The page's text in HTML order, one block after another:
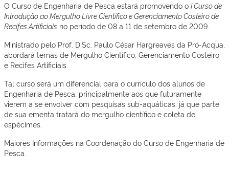
O Curso de Engenharia de Pesca estará promovendo o I Curso de
Introdução ao Mergulho Livre Científico e Gerenciamento Costeiro de
Recifes Artificiais no período de 08 a 11 de setembro de 2009.
Ministrado pelo Prof. D.Sc. Paulo César Hargreaves da Pró-Acqua,
abordará temas de Mergulho Científico, Gerenciamento Costeiro
e Recifes Artificiais.
Tal curso será um diferencial para o currículo dos alunos de
Engenharia de Pesca, principalmente aos que futuramente
vierem a se envolver com pesquisas sub-aquáticas, já que parte
de sua ementa tratará do mergulho científico e coleta de
espécimes.
Maiores Informações na Coordenação do Curso de Engenharia de
Pesca.